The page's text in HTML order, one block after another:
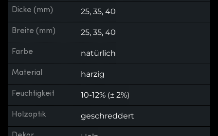
Dicke (mm) 25, 35, 40
Breite (mm) 25, 35, 40
Farbe natürlich
Material harzig
Feuchtigkeit 10-12% (± 2%)
Holzoptik geschreddert